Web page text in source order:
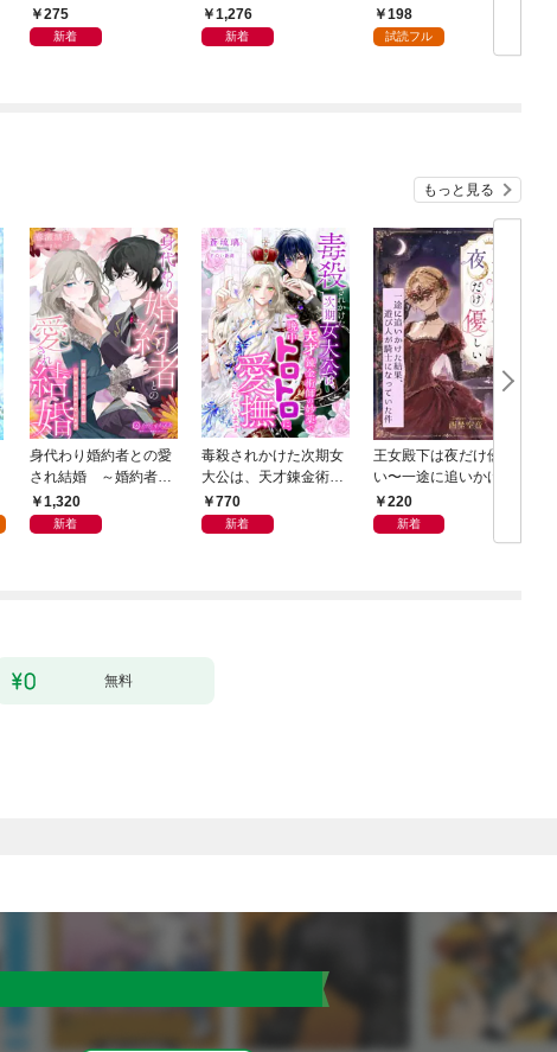
275
新着
定特典付】 1～2巻セ
ット
1,276
新着
(1)198
試読フル
もっと見る
身代わり婚約者との愛
され結婚 ～婚約者の
代役で来た彼に甘い愛
を注がれています～
1,320
新着
毒殺されかけた次期女
大公は、天才錬金術師
の妙薬で一晩中トロト
ロに愛撫されています
770
新着
王女殿下は夜だけ優し
い〜一途に追いかけた
結果、遊び人が騎士に
なっていた件〜
220
新着
無料